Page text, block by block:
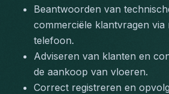
Beantwoorden van
commerciële klantvragen via
telefoon.
Adviseren van klanten en
de aankoop van vloeren.
Correct registreren en